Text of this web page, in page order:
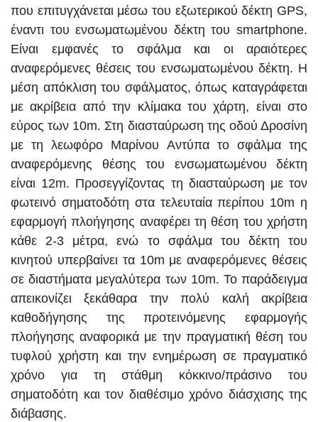
που επιτυγχάνεται μέσω του εξωτερικού δέκτη GPS,
έναντι του ενσωματωμένου δέκτη του smartphone.
Είναι εμφανές το σφάλμα και οι αραιότερες
αναφερόμενες θέσεις του ενσωματωμένου δέκτη. Η
μέση απόκλιση του σφάλματος, όπως καταγράφεται
με ακρίβεια από την κλίμακα του χάρτη, είναι στο
εύρος των 10m. Στη διασταύρωση της οδού Δροσίνη
με τη λεωφόρο Μαρίνου Αντύπα το σφάλμα της
αναφερόμενης θέσης του ενσωματωμένου δέκτη
είναι 12m. Προσεγγίζοντας τη διασταύρωση με τον
φωτεινό σηματοδότη στα τελευταία περίπου 10m η
εφαρμογή πλοήγησης αναφέρει τη θέση του χρήστη
κάθε 2-3 μέτρα, ενώ το σφάλμα του δέκτη του
κινητού υπερβαίνει τα 10m με αναφερόμενες θέσεις
σε διαστήματα μεγαλύτερα των 10m. Το παράδειγμα
απεικονίζει ξεκάθαρα την πολύ καλή ακρίβεια
καθοδήγησης της προτεινόμενης εφαρμογής
πλοήγησης αναφορικά με την πραγματική θέση του
τυφλού χρήστη και την ενημέρωση σε πραγματικό
χρόνο για τη στάθμη κόκκινο/πράσινο του
σηματοδότη και τον διαθέσιμο χρόνο διάσχισης της
διάβασης.